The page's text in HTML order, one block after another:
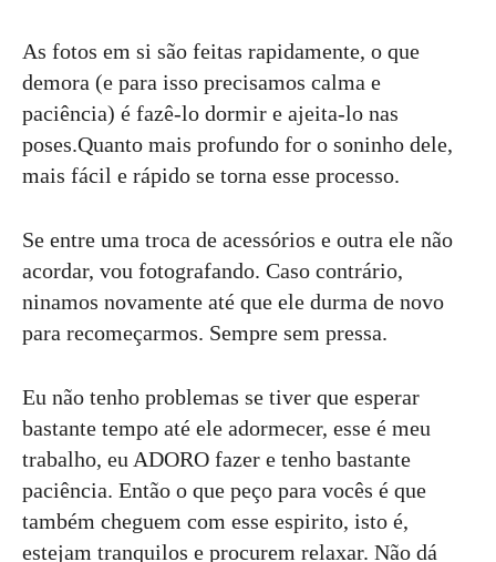
As fotos em si são feitas rapidamente, o que
demora (e para isso precisamos calma e
paciência) é fazê-lo dormir e ajeita-lo nas
poses.Quanto mais profundo for o soninho dele,
mais fácil e rápido se torna esse processo.
Se entre uma troca de acessórios e outra ele não
acordar, vou fotografando. Caso contrário,
ninamos novamente até que ele durma de novo
para recomeçarmos. Sempre sem pressa.
Eu não tenho problemas se tiver que esperar
bastante tempo até ele adormecer, esse é meu
trabalho, eu ADORO fazer e tenho bastante
paciência. Então o que peço para vocês é que
também cheguem com esse espirito, isto é,
estejam tranquilos e procurem relaxar. Não dá